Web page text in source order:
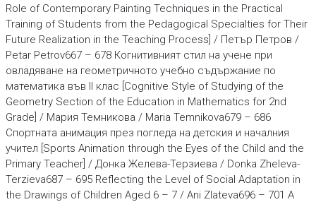
Role of Contemporary Painting Techniques in the Practical
Training of Students from the Pedagogical Specialties for Their
Future Realization in the Teaching Process] / Петър Петров /
Petar Petrov667 – 678 Когнитивният стил на учене при
овладяване на геометричното учебно съдържание по
математика във II клас [Cognitive Style of Studying of the
Geometry Section of the Education in Mathematics for 2nd
Grade] / Мария Темникова / Maria Temnikova679 – 686
Спортната анимация през погледа на детския и началния
учител [Sports Animation through the Eyes of the Child and the
Primary Teacher] / Донка Желева-Терзиева / Donka Zheleva-
Terzieva687 – 695 Reflecting the Level of Social Adaptation in
the Drawings of Children Aged 6 – 7 / Ani Zlateva696 – 701 A